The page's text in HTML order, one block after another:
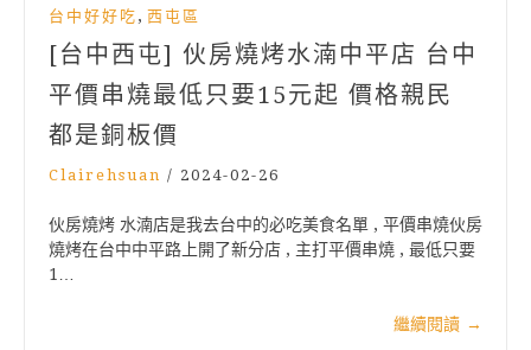
台中好好吃 , 西屯區
[台中西屯] 伙房燒烤水湳中平店 台中
平價串燒最低只要15元起 價格親民
都是銅板價
Clairehsuan / 2024-02-26
伙房燒烤 水湳店是我去台中的必吃美食名單 , 平價串燒伙房
燒烤在台中中平路上開了新分店 , 主打平價串燒 , 最低只要
1…
繼續閱讀 →